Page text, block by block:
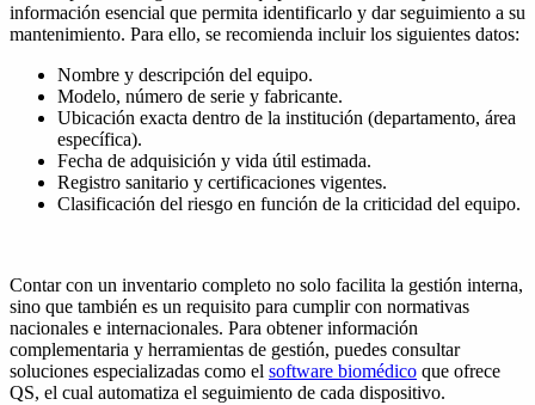
información esencial que permita identificarlo y dar seguimiento a su
mantenimiento. Para ello, se recomienda incluir los siguientes datos:
Nombre y descripción del equipo.
Modelo, número de serie y fabricante.
Ubicación exacta dentro de la institución (departamento, área
específica).
Fecha de adquisición y vida útil estimada.
Registro sanitario y certificaciones vigentes.
Clasificación del riesgo en función de la criticidad del equipo.
Contar con un inventario completo no solo facilita la gestión interna,
sino que también es un requisito para cumplir con normativas
nacionales e internacionales. Para obtener información
complementaria y herramientas de gestión, puedes consultar
soluciones especializadas como el software biomédico que ofrece
QS, el cual automatiza el seguimiento de cada dispositivo.